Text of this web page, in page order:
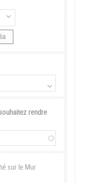
rendre
sur le Mur